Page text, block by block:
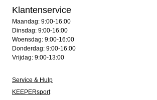
Klantenservice
Maandag: 9:00-16:00
Dinsdag: 9:00-16:00
Woensdag: 9:00-16:00
Donderdag: 9:00-16:00
Vrijdag: 9:00-13:00
Service & Hulp
KEEPERsport